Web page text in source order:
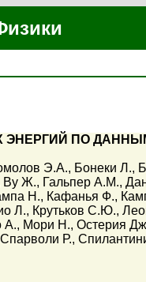
ПО
Э.А., Бонеки Л.,
Ву Ж., Гальпер А.М.,
Н., Кафанья Ф.,
Л., Крутьков С.Ю.,
А., Мори Н., Остерия
Спарволи Р.,